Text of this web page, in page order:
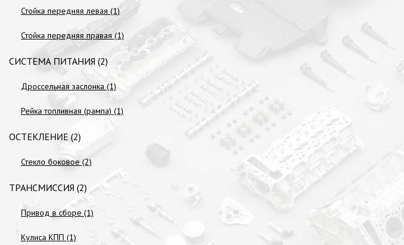
Стойка передняя левая (1)
Стойка передняя правая (1)
СИСТЕМА ПИТАНИЯ (2)
Дроссельная заслонка (1)
Рейка топливная (рампа) (1)
ОСТЕКЛЕНИЕ (2)
Стекло боковое (2)
ТРАНСМИССИЯ (2)
Привод в сборе (1)
Кулиса КПП (1)